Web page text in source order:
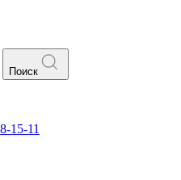
Поиск
15-11